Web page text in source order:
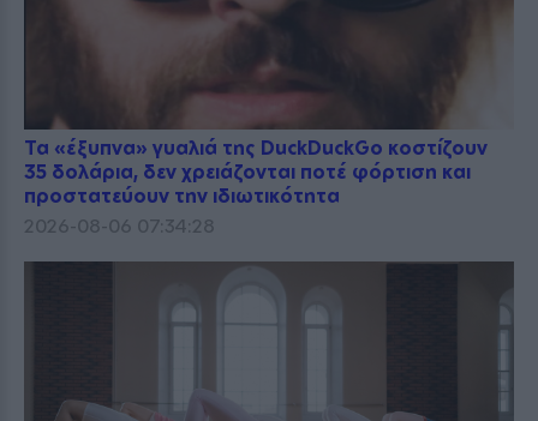
Τα «έξυπνα» γυαλιά της DuckDuckGo κοστίζουν
35 δολάρια, δεν χρειάζονται ποτέ φόρτιση και
προστατεύουν την ιδιωτικότητα
2026-08-06 07:34:28